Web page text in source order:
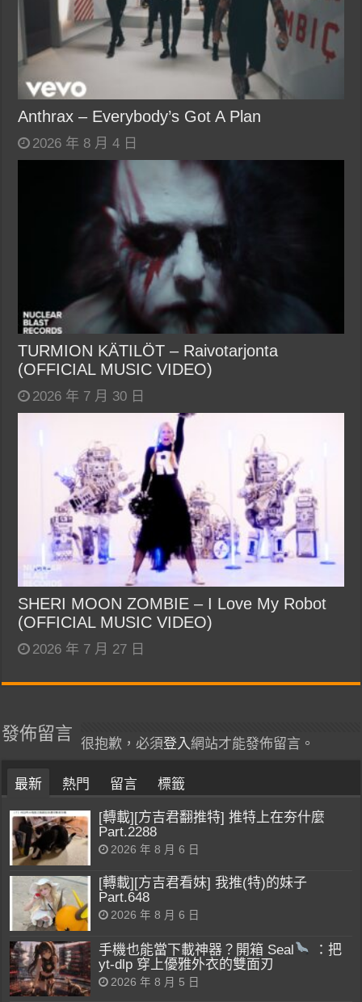
Anthrax – Everybody’s Got A Plan
2026 年 8 月 4 日
TURMION KÄTILÖT – Raivotarjonta
(OFFICIAL MUSIC VIDEO)
2026 年 7 月 30 日
SHERI MOON ZOMBIE – I Love My Robot
(OFFICIAL MUSIC VIDEO)
2026 年 7 月 27 日
發佈留言
很抱歉，必須登入網站才能發佈留言。
最新 熱門 留言 標籤
[轉載][方吉君翻推特] 推特上在夯什麼
Part.2288
2026 年 8 月 6 日
[轉載][方吉君看妹] 我推(特)的妹子
Part.648
2026 年 8 月 6 日
手機也能當下載神器？開箱 Seal
：把
yt-dlp 穿上優雅外衣的雙面刃
2026 年 8 月 5 日